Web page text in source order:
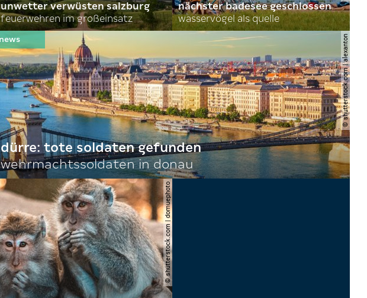
unwetter verwüsten salzburg
feuerwehren im großeinsatz
nächster badesee geschlossen
wasservögel als quelle
© shutterstock.com | alexanton
dürre: tote soldaten gefunden
wehrmachtssoldaten in donau
© shutterstock.com | domuephoto